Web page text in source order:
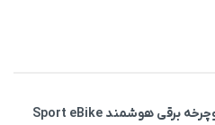
فولکس‌واگن از دوچرخه برقی هوشمند Sport eBike